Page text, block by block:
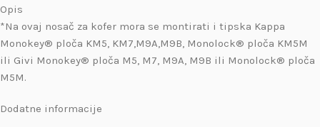
Opis
*Na ovaj nosač za kofer mora se montirati i tipska Kappa
Monokey® ploča KM5, KM7,M9A,M9B, Monolock® ploča KM5M
ili Givi Monokey® ploča M5, M7, M9A, M9B ili Monolock® ploča
M5M.
Dodatne informacije